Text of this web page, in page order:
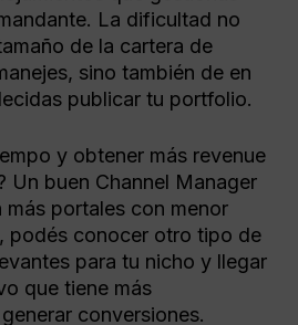
La dificultad no
de la cartera de
sino también de en
publicar tu portfolio.
y obtener más revenue
Un buen Channel Manager
más portales con menor
podés conocer otro tipo de
para tu nicho y llegar
que tiene más
conversiones.